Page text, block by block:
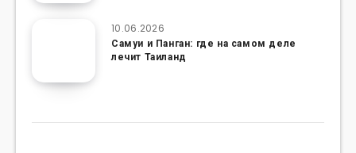
10.06.2026
Самуи и Панган: где на самом деле
лечит Таиланд